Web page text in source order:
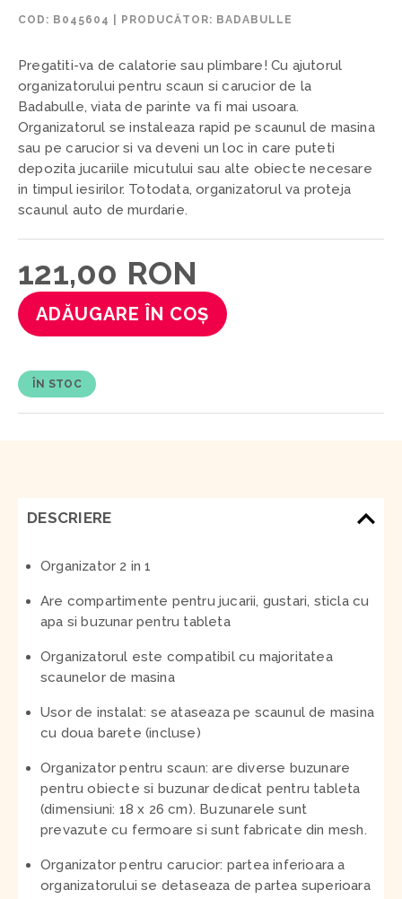
COD: B045604 PRODUCĂTOR: BADABULLE
Pregatiti-va de calatorie sau plimbare! Cu ajutorul
organizatorului pentru scaun si carucior de la
Badabulle, viata de parinte va fi mai usoara.
Organizatorul se instaleaza rapid pe scaunul de masina
sau pe carucior si va deveni un loc in care puteti
depozita jucariile micutului sau alte obiecte necesare
in timpul iesirilor. Totodata, organizatorul va proteja
scaunul auto de murdarie.
121,00 RON
ADĂUGARE ÎN COȘ
ÎN STOC
DESCRIERE
Organizator 2 in 1
Are compartimente pentru jucarii, gustari, sticla cu
apa si buzunar pentru tableta
Organizatorul este compatibil cu majoritatea
scaunelor de masina
Usor de instalat: se ataseaza pe scaunul de masina
cu doua barete (incluse)
Organizator pentru scaun: are diverse buzunare
pentru obiecte si buzunar dedicat pentru tableta
(dimensiuni: 18 x 26 cm). Buzunarele sunt
prevazute cu fermoare si sunt fabricate din mesh.
Organizator pentru carucior: partea inferioara a
organizatorului se detaseaza de partea superioara